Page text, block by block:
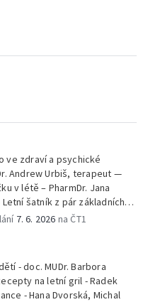
ve zdraví a psychické
Andrew Urbiš, terapeut —
v létě – PharmDr. Jana
šatník z pár základních
Šmehlík, stylista —
Krhut, hudebník — Vaření:
– Pavla Pavelková —
– Petra Hradilová — Muzejní
7. 6. 2026 na ČT1
- doc. MUDr. Barbora
na letní gril - Radek
- Hana Dvorská, Michal